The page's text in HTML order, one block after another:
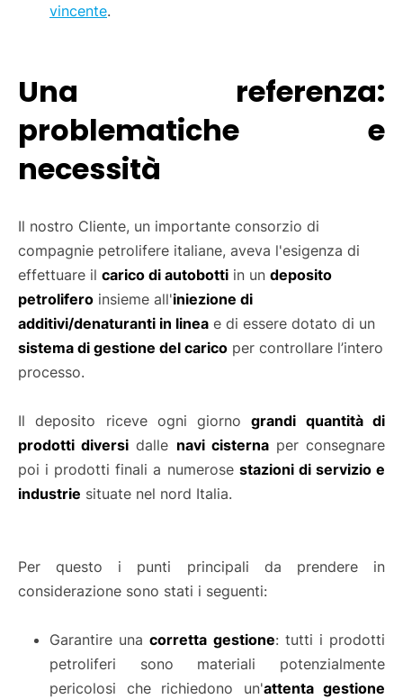
vincente.
Una referenza:
problematiche e
necessità
Il nostro Cliente, un importante consorzio di
compagnie petrolifere italiane, aveva l'esigenza di
effettuare il carico di autobotti in un deposito
petrolifero insieme all'iniezione di
additivi/denaturanti in linea e di essere dotato di un
sistema di gestione del carico per controllare l’intero
processo.
Il deposito riceve ogni giornograndi quantità di
prodotti diversi dalle navi cisternaper consegnare
poi i prodotti finali a numerose stazioni di servizio e
industrie situate nel nord Italia.
Per questo i punti principali da prendere in
considerazione sono stati i seguenti:
Garantire unacorretta gestione: tutti i prodotti
petroliferi sono materiali potenzialmente
pericolosi che richiedono un'attenta gestione